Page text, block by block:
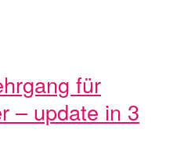
für
– update in 3